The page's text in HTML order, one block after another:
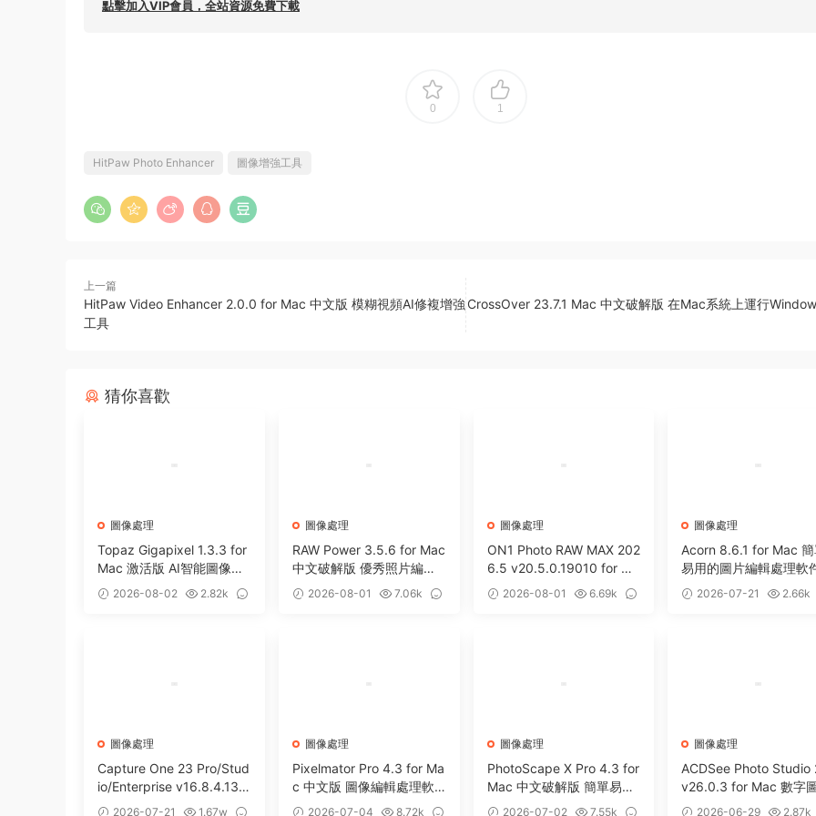
點擊加入VIP會員，全站資源免費下載
0 1
HitPaw Photo Enhancer 圖像增強工具
上一篇
HitPaw Video Enhancer 2.0.0 for Mac 中文版 模糊視頻AI修複增強
工具
CrossOver 23.7.1 Mac 中文破解版 在Mac系統上運行
猜你喜歡
圖像處理
Topaz Gigapixel 1.3.3 for
Mac 激活版 AI智能圖像無
損放大工具
2026-08-02
2.82k
圖像處理
RAW Power 3.5.6 for Mac
中文破解版 優秀照片編輯
圖庫管理工具
2026-08-01
7.06k
圖像處理
ON1 Photo RAW MAX 202
6.5 v20.5.0.19010 for Ma
c 中文版 強大HDR照片創
建處理軟件
2026-08-01
6.69k
圖像處理
Acorn 8.6.1 for Mac
易用的圖片編輯處理軟
2026-07-21
2.66k
圖像處理
Capture One 23 Pro/Stud
io/Enterprise v16.8.4.13
中文破解版 RAW文件轉換
2026-07-21
1.67w
圖像處理
Pixelmator Pro 4.3 for Ma
c 中文版 圖像編輯處理軟
件 2026-07-04
8.72k
圖像處理
PhotoScape X Pro 4.3 for
Mac 中文破解版 簡單易用
照片編輯器
2026-07-02
7.55k
圖像處理
ACDSee Photo Studio
v26.0.3 for Mac 數字
編輯處理軟件
2026-06-29
2.87k